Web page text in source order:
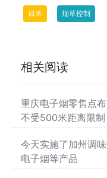
日本 烟草控制
相关阅读
重庆电子烟零售点
不受500米距离限制
今天实施了加州调
电子烟等产品